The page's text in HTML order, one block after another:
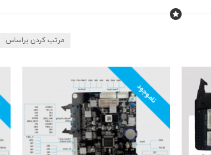
مرتب کردن براساس:
ناموجود